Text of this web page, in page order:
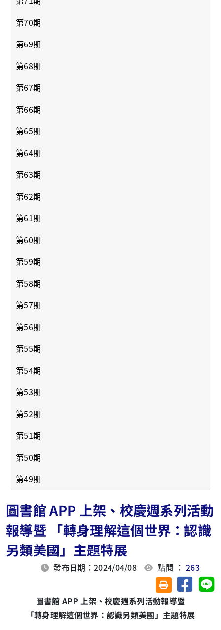
第70期
第69期
第68期
第67期
第66期
第65期
第64期
第63期
第62期
第61期
第60期
第59期
第58期
第57期
第56期
第55期
第54期
第53期
第52期
第51期
第50期
第49期
圖書館 APP 上架、校慶週系列活動
報導暨 「轉身理解這個世界：認識
另類美國」主題特展
發布日期：2024/04/08 點閱 ：263
友善列印(另開視
分享至
圖書館 APP 上架、校慶週系列活動報導暨
「轉身理解這個世界：認識另類美國」主題特展